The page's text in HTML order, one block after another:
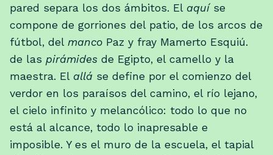
pared separa los dos ámbitos. El aquíse
compone de gorriones del patio, de los arcos de
fútbol, del manco Paz y fray Mamerto Esquiú.
de las pirámides de Egipto, el camello y la
maestra. El allá se define por el comienzo del
verdor en los paraísos del camino, el río lejano,
el cielo infinito y melancólico: todo lo que no
está al alcance, todo lo inapresable e
imposible. Y es el muro de la escuela, el tapial